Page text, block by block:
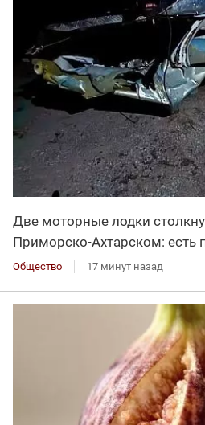
Две моторные лодки
Приморско-Ахтарском: есть
Общество 17 минут назад